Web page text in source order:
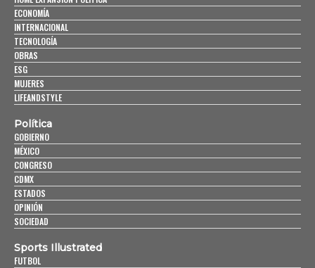
ECONOMÍA
INTERNACIONAL
TECNOLOGÍA
OBRAS
ESG
MUJERES
LIFEANDSTYLE
Política
GOBIERNO
MÉXICO
CONGRESO
CDMX
ESTADOS
OPINIÓN
SOCIEDAD
Sports Illustrated
FUTBOL